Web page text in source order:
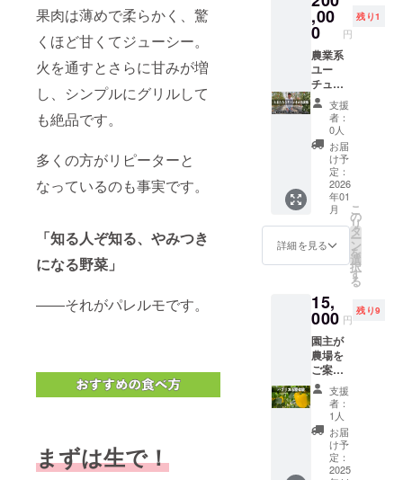
果肉は薄めで柔らかく、驚
くほど甘くてジューシー。
火を通すとさらに甘みが増
し、シンプルにグリルして
も絶品です。
多くの方がリピーターと
なっているのも事実です。
「知る人ぞ知る、やみつき
になる野菜」
――それがパレルモです。
まずは生で！
ん
材料は
ミニト
マトと
極少量
の塩の
み。 添
加物は
一切使
用せ
ず、ミ
ニトマ
トの美
味しさ
をその
まま凝
縮しま
した。
市販品
では味
い、生
産者直
送の贅
沢な味
わいで
す。 内
容量
キャロ
ルセブ
ン × 2
本：最
も濃厚
で洗練
,00
0 円
残り1
農業系
ユー
チュー
バーで
ある、
とまた
ろうさ
んの
チャン
ネルに
出演す
ること
ができ
ます。
YouTub
e登録者
の人気
チャン
ネルで
あなた
のこと
を発信
してみ
ません
か？ 撮
影場所
は日本
国内に
限りま
支援
者：
0人
お届
け予
定：
2026
年01
月
詳細を見る
こ
の
リ
タ
ー
ン
を
選
択
す
る
15,
000 円
残り9
園主が
農場を
ご案内
し、実
際にパ
プリカ
の収穫
を体験
してい
ただき
支援
者：
1人
お届
け予
定：
2025